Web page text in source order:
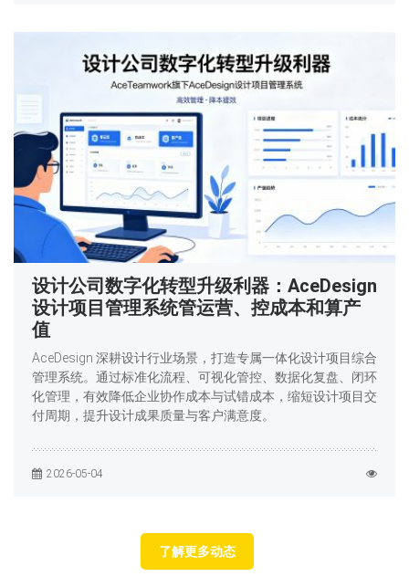
设计公司数字化转型升级利器：AceDesign
设计项目管理系统管运营、控成本和算产
值
AceDesign 深耕设计行业场景，打造专属一体化设计项目综合
管理系统。通过标准化流程、可视化管控、数据化复盘、闭环
化管理，有效降低企业协作成本与试错成本，缩短设计项目交
付周期，提升设计成果质量与客户满意度。
2026-05-04
了解更多动态